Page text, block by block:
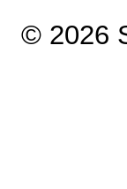
© 2026